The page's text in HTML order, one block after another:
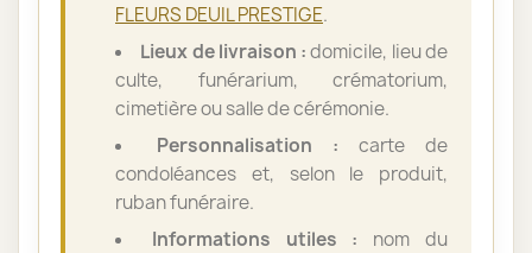
FLEURS DEUIL PRESTIGE.
Lieux de livraison :domicile, lieu de
culte, funérarium, crématorium,
cimetière ou salle de cérémonie.
Personnalisation : carte de
condoléances et, selon le produit,
ruban funéraire.
Informations utiles : nom du